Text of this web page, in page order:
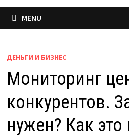
MENU
ДЕНЬГИ И БИЗНЕС
Мониторинг
конкурентов.
нужен? Как